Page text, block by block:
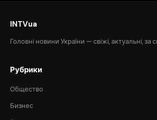
INTVua
Головні новини України — свіжі, актуальні, за
Рубрики
Общество
Бизнес